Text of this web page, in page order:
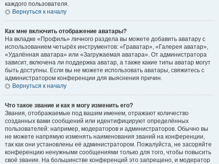
каждого пользователя.
Вернуться к началу
Как мне включить отображение аватары?
На вкладке «Профиль» личного раздела вы можете добавить аватару с
использованием четырёх инструментов: «Граватар», «Галерея аватар»,
«Удалённая аватара» или «Загружаемая аватара». От администратора
зависит, включена ли поддержка аватар, а также какие типы аватар могут
быть доступны. Если вы не можете использовать аватары, свяжитесь с
администратором конференции для выяснения причин.
Вернуться к началу
Что такое звание и как я могу изменить его?
Звания, отображаемые под вашим именем, отражают количество
созданных вами сообщений или идентифицируют определённых
пользователей: например, модераторов и администраторов. Обычно вы
не можете напрямую изменять наименования званий на конференции,
так как они установлены её администратором. Пожалуйста, не засоряйте
конференцию ненужными сообщениями только для того, чтобы повысить
своё звание. На большинстве конференций это запрещено, и модератор